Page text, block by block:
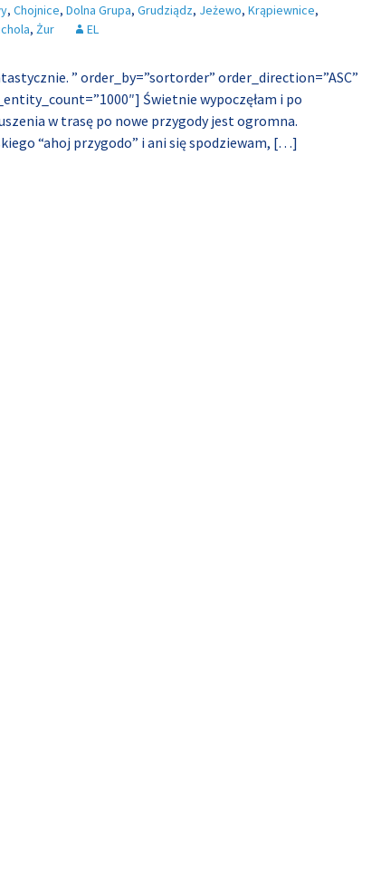
, Chojnice, Dolna Grupa, Grudziądz, Jeżewo, Krąpiewnice,
, Żur EL
” order_by=”sortorder” order_direction=”ASC”
Świetnie wypoczęłam i po
w trasę po nowe przygody jest ogromna.
“ahoj przygodo” i ani się spodziewam, […]